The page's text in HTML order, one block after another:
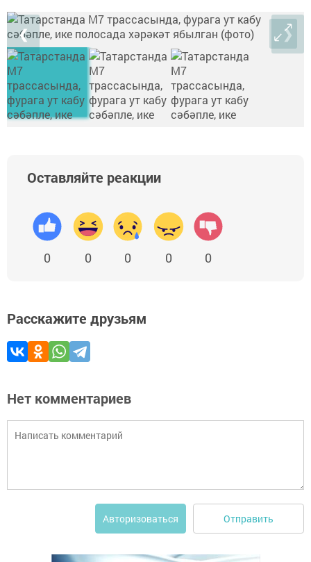
❮ ❯
Оставляйте реакции
0 0 0 0 0
Расскажите друзьям
Нет комментариев
Авторизоваться Отправить